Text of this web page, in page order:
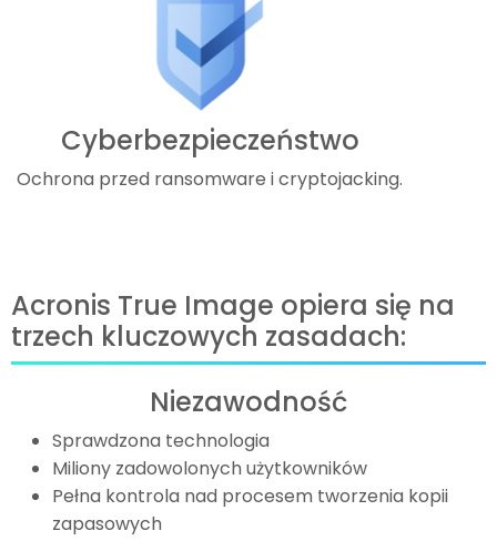
Cyberbezpieczeństwo
Ochrona przed ransomware i cryptojacking.
Acronis True Image opiera się na
trzech kluczowych zasadach:
Niezawodność
Sprawdzona technologia
Miliony zadowolonych użytkowników
Pełna kontrola nad procesem tworzenia kopii
zapasowych